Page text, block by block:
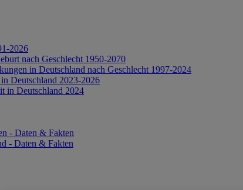
2026
nach Geschlecht 1950-2070
in Deutschland nach Geschlecht 1997-2024
Deutschland 2023-2026
in Deutschland 2024
- Daten & Fakten
- Daten & Fakten